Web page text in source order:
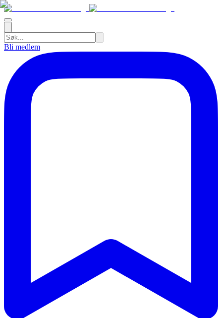
Bli medlem